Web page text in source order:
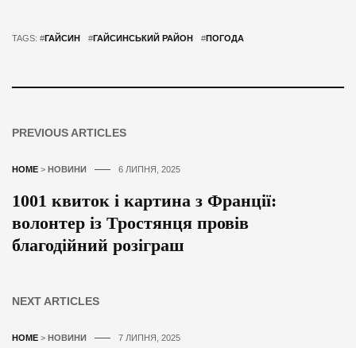
TAGS: #ГАЙСИН #ГАЙСИНСЬКИЙ РАЙОН #ПОГОДА
PREVIOUS ARTICLES
HOME > НОВИНИ 6 ЛИПНЯ, 2025
1001 квиток і картина з Франції:
волонтер із Тростянця провів
благодійний розіграш
NEXT ARTICLES
HOME > НОВИНИ 7 ЛИПНЯ, 2025